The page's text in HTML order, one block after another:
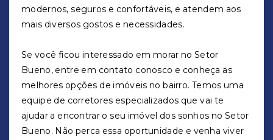
modernos, seguros e confortáveis, e atendem aos
mais diversos gostos e necessidades.
Se você ficou interessado em morar no Setor
Bueno, entre em contato conosco e conheça as
melhores opções de imóveis no bairro. Temos uma
equipe de corretores especializados que vai te
ajudar a encontrar o seu imóvel dos sonhos no Setor
Bueno. Não perca essa oportunidade e venha viver